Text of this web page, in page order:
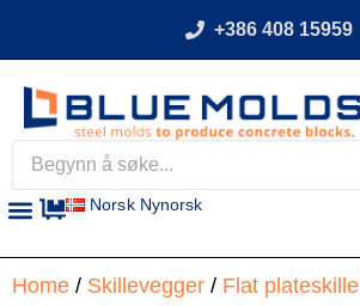
+386 408 15959
Norsk Nynorsk
Home / Skillevegger / Flat plateskille